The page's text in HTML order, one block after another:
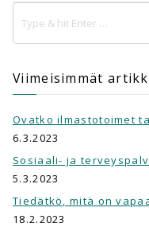
Viimeisimmät
Ovatko ilmastotoimet
6.3.2023
Sosiaali- ja
5.3.2023
Tiedätkö, mitä on
18.2.2023